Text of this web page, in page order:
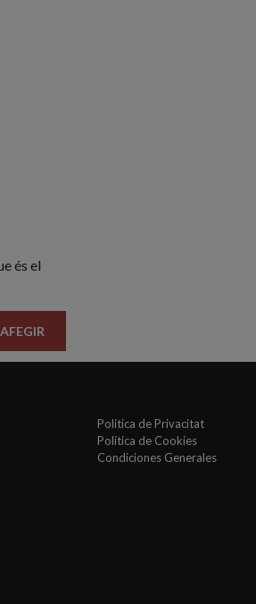
és el
AFEGIR
Política de Privacitat
Política de Cookies
Condiciones Generales